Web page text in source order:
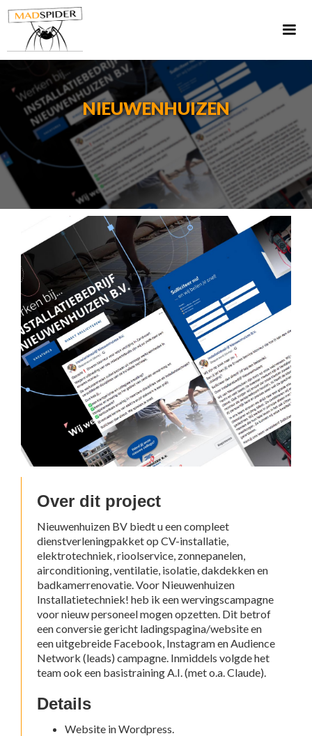
NIEUWENHUIZEN
Over dit project
Nieuwenhuizen BV biedt u een compleet
dienstverleningpakket op CV-installatie,
elektrotechniek, rioolservice, zonnepanelen,
airconditioning, ventilatie, isolatie, dakdekken en
badkamerrenovatie. Voor Nieuwenhuizen
Installatietechniek! heb ik een wervingscampagne
voor nieuw personeel mogen opzetten. Dit betrof
een conversie gericht ladingspagina/website en
een uitgebreide Facebook, Instagram en Audience
Network (leads) campagne. Inmiddels volgde het
team ook een basistraining A.I. (met o.a. Claude).
Details
Website in Wordpress.